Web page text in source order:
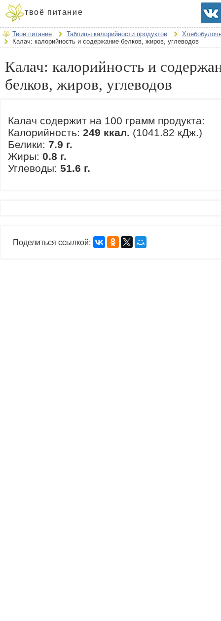
твоё питание
Твоё питание Таблицы калорийности продуктов
Калач: калорийность и содержание белков, жиров, углеводов
Калач: калорийность и
белков, жиров, углеводов
Калач содержит на 100 грамм продукта:
Калорийность: 249 ккал. (1041.82 кДж.)
Белики: 7.9 г.
Жиры: 0.8 г.
Углеводы: 51.6 г.
Поделиться ссылкой: